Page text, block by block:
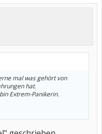
mal was gehört von
hat.
Extrem-Panikerin.